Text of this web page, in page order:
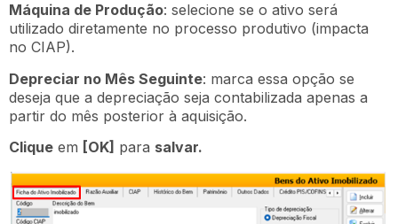
Máquina de Produção: selecione se o ativo será
utilizado diretamente no processo produtivo (impacta
no CIAP).
Depreciar no Mês Seguinte: marca essa opção se
deseja que a depreciação seja contabilizada apenas a
partir do mês posterior à aquisição.
Clique em [OK] para salvar.